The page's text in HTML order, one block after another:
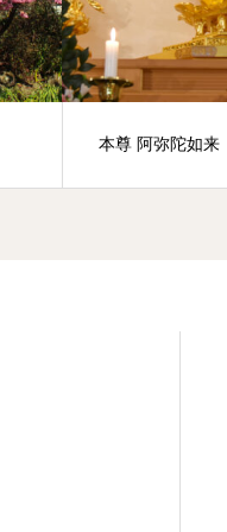
本尊 阿弥陀如来